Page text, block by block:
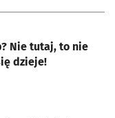
Nie tutaj, to nie
dzieje!